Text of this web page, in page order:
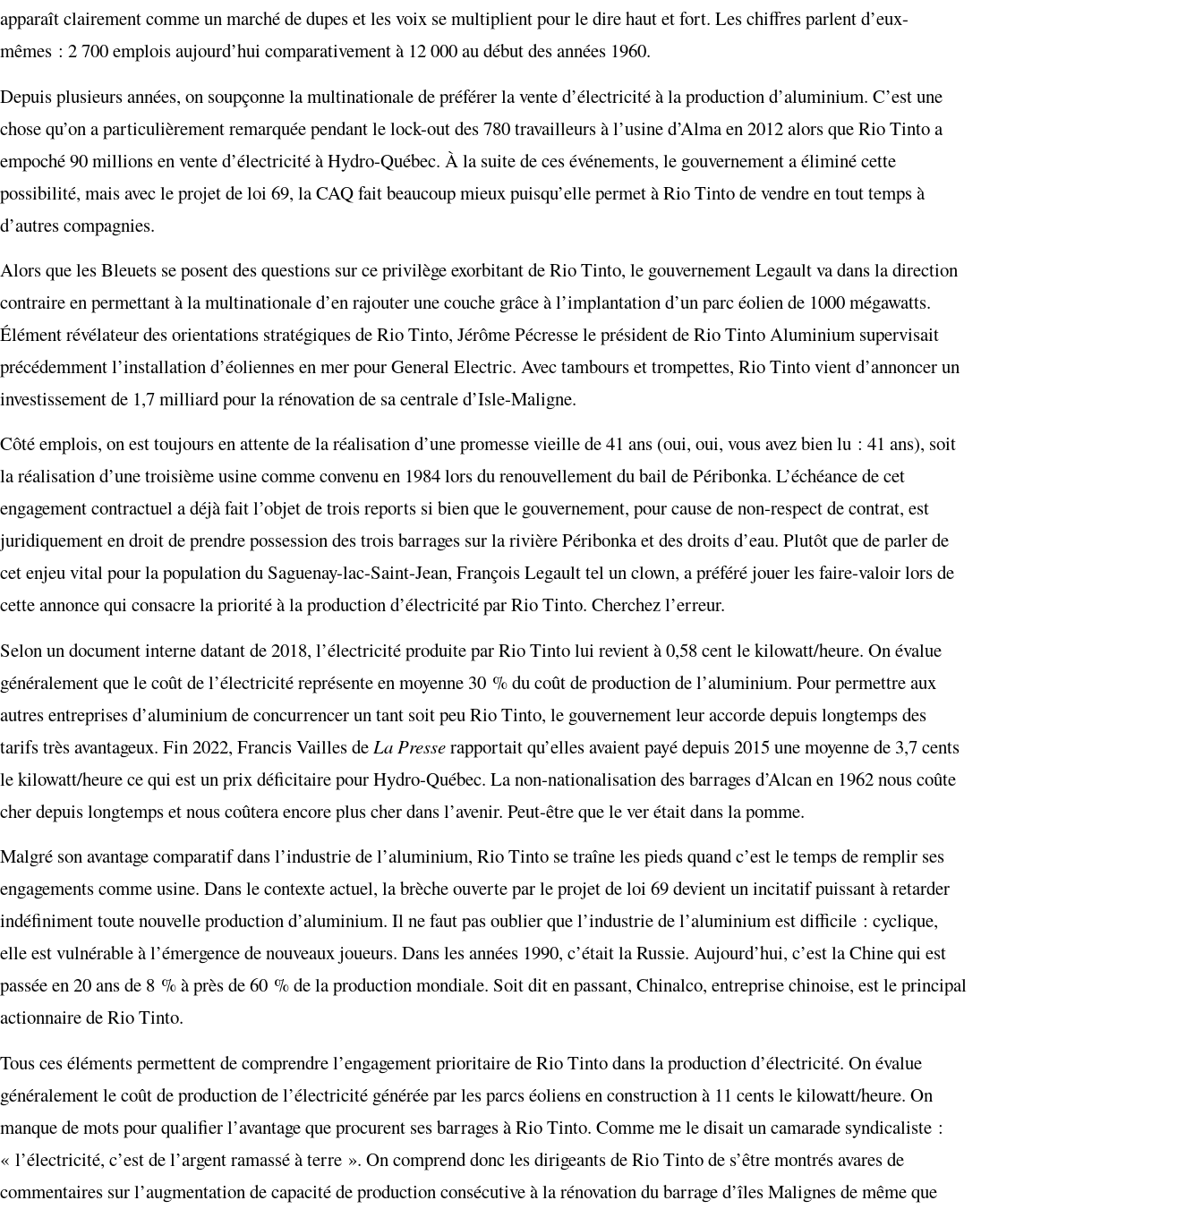
apparaît clairement comme un marché de dupes et les voix se multiplient pour le dire haut et fort. Les chiffres parlent d’eux-
mêmes : 2 700 emplois aujourd’hui comparativement à 12 000 au début des années 1960.
Depuis plusieurs années, on soupçonne la multinationale de préférer la vente d’électricité à la production d’aluminium. C’est une
chose qu’on a particulièrement remarquée pendant le lock-out des 780 travailleurs à l’usine d’Alma en 2012 alors que Rio Tinto a
empoché 90 millions en vente d’électricité à Hydro-Québec. À la suite de ces événements, le gouvernement a éliminé cette
possibilité, mais avec le projet de loi 69, la CAQ fait beaucoup mieux puisqu’elle permet à Rio Tinto de vendre en tout temps à
d’autres compagnies.
Alors que les Bleuets se posent des questions sur ce privilège exorbitant de Rio Tinto, le gouvernement Legault va dans la direction
contraire en permettant à la multinationale d’en rajouter une couche grâce à l’implantation d’un parc éolien de 1000 mégawatts.
Élément révélateur des orientations stratégiques de Rio Tinto, Jérôme Pécresse le président de Rio Tinto Aluminium supervisait
précédemment l’installation d’éoliennes en mer pour General Electric. Avec tambours et trompettes, Rio Tinto vient d’annoncer un
investissement de 1,7 milliard pour la rénovation de sa centrale d’Isle-Maligne.
Côté emplois, on est toujours en attente de la réalisation d’une promesse vieille de 41 ans (oui, oui, vous avez bien lu : 41 ans), soit
la réalisation d’une troisième usine comme convenu en 1984 lors du renouvellement du bail de Péribonka. L’échéance de cet
engagement contractuel a déjà fait l’objet de trois reports si bien que le gouvernement, pour cause de non-respect de contrat, est
juridiquement en droit de prendre possession des trois barrages sur la rivière Péribonka et des droits d’eau. Plutôt que de parler de
cet enjeu vital pour la population du Saguenay-lac-Saint-Jean, François Legault tel un clown, a préféré jouer les faire-valoir lors de
cette annonce qui consacre la priorité à la production d’électricité par Rio Tinto. Cherchez l’erreur.
Selon un document interne datant de 2018, l’électricité produite par Rio Tinto lui revient à 0,58 cent le kilowatt/heure. On évalue
généralement que le coût de l’électricité représente en moyenne 30 % du coût de production de l’aluminium. Pour permettre aux
autres entreprises d’aluminium de concurrencer un tant soit peu Rio Tinto, le gouvernement leur accorde depuis longtemps des
tarifs très avantageux. Fin 2022, Francis Vailles deLa Presserapportait qu’elles avaient payé depuis 2015 une moyenne de 3,7 cents
le kilowatt/heure ce qui est un prix déficitaire pour Hydro-Québec. La non-nationalisation des barrages d’Alcan en 1962 nous coûte
cher depuis longtemps et nous coûtera encore plus cher dans l’avenir. Peut-être que le ver était dans la pomme.
Malgré son avantage comparatif dans l’industrie de l’aluminium, Rio Tinto se traîne les pieds quand c’est le temps de remplir ses
engagements comme usine. Dans le contexte actuel, la brèche ouverte par le projet de loi 69 devient un incitatif puissant à retarder
indéfiniment toute nouvelle production d’aluminium. Il ne faut pas oublier que l’industrie de l’aluminium est difficile : cyclique,
elle est vulnérable à l’émergence de nouveaux joueurs. Dans les années 1990, c’était la Russie. Aujourd’hui, c’est la Chine qui est
passée en 20 ans de 8 % à près de 60 % de la production mondiale. Soit dit en passant, Chinalco, entreprise chinoise, est le principal
actionnaire de Rio Tinto.
Tous ces éléments permettent de comprendre l’engagement prioritaire de Rio Tinto dans la production d’électricité. On évalue
généralement le coût de production de l’électricité générée par les parcs éoliens en construction à 11 cents le kilowatt/heure. On
manque de mots pour qualifier l’avantage que procurent ses barrages à Rio Tinto. Comme me le disait un camarade syndicaliste :
« l’électricité, c’est de l’argent ramassé à terre ». On comprend donc les dirigeants de Rio Tinto de s’être montrés avares de
commentaires sur l’augmentation de capacité de production consécutive à la rénovation du barrage d’îles Malignes de même que